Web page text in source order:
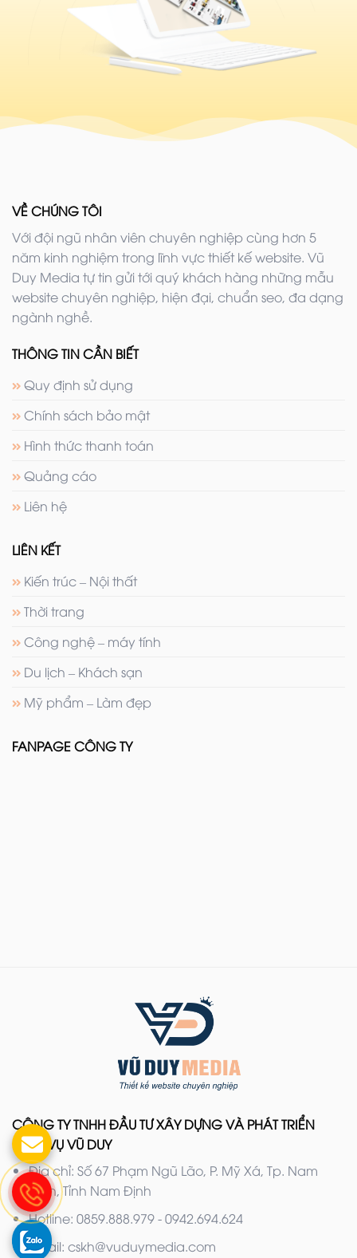
VỀ CHÚNG TÔI
Với đội ngũ nhân viên chuyên nghiệp cùng hơn 5
năm kinh nghiệm trong lĩnh vực thiết kế website. Vũ
Duy Media tự tin gửi tới quý khách hàng những mẫu
website chuyên nghiệp, hiện đại, chuẩn seo, đa dạng
ngành nghề.
THÔNG TIN CẦN BIẾT
Quy định sử dụng
Chính sách bảo mật
Hình thức thanh toán
Quảng cáo
Liên hệ
LIÊN KẾT
Kiến trúc – Nội thất
Thời trang
Công nghệ – máy tính
Du lịch – Khách sạn
Mỹ phẩm – Làm đẹp
FANPAGE CÔNG TY
CÔNG TY TNHH ĐẦU TƯ XÂY DỰNG VÀ PHÁT TRIỂN
DỊCH VỤ VŨ DUY
Địa chỉ: Số 67 Phạm Ngũ Lão, P. Mỹ Xá, Tp. Nam
Định, Tỉnh Nam Định
Hotline: 0859.888.979 - 0942.694.624
Email: cskh@vuduymedia.com